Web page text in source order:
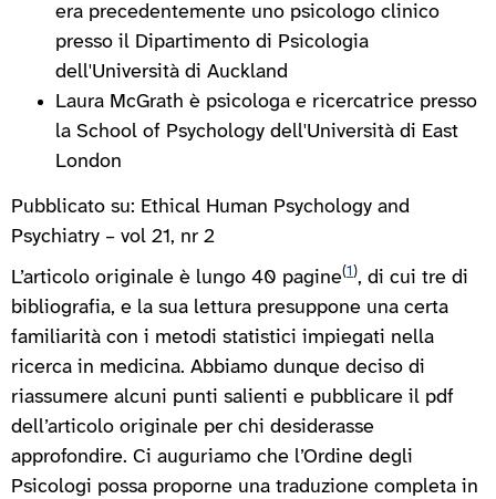
era precedentemente uno psicologo clinico
presso il Dipartimento di Psicologia
dell'Università di Auckland
Laura McGrath è psicologa e ricercatrice presso
la School of Psychology dell'Università di East
London
Pubblicato su: Ethical Human Psychology and
Psychiatry – vol 21, nr 2
L’articolo originale è lungo 40 pagine(1), di cui tre di
bibliografia, e la sua lettura presuppone una certa
familiarità con i metodi statistici impiegati nella
ricerca in medicina. Abbiamo dunque deciso di
riassumere alcuni punti salienti e pubblicare il pdf
dell’articolo originale per chi desiderasse
approfondire. Ci auguriamo che l’Ordine degli
Psicologi possa proporne una traduzione completa in